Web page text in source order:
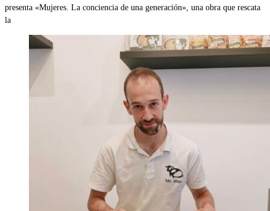
presenta «Mujeres. La conciencia de una generación», una obra que rescata
la